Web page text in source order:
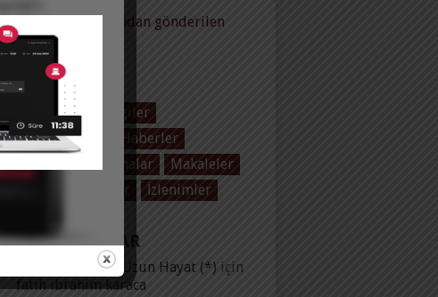
@acarbaltas tarafından gönderilen
tweetler
KATEGORILER
Acar Baltaş
Dergiler
Futbol Üzerine
Haberler
Konuşmalar
Makaleler
Yayınlar İzlenimler
SON YORUMLAR
Mutlu Evlilik ve Uzun Hayat (*) için
fatih ibrahim karaca